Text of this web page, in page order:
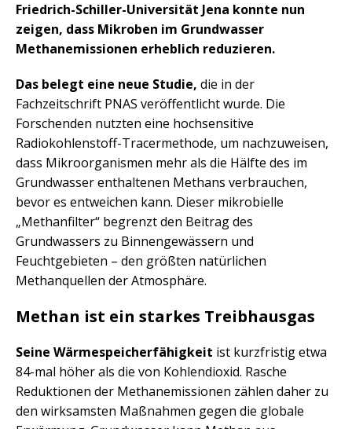
Friedrich-Schiller-Universität Jena konnte nun
zeigen, dass Mikroben im Grundwasser
Methanemissionen erheblich reduzieren.
Das belegt eine neue Studie, die in der
Fachzeitschrift PNAS veröffentlicht wurde. Die
Forschenden nutzten eine hochsensitive
Radiokohlenstoff-Tracermethode, um nachzuweisen,
dass Mikroorganismen mehr als die Hälfte des im
Grundwasser enthaltenen Methans verbrauchen,
bevor es entweichen kann. Dieser mikrobielle
„Methanfilter“ begrenzt den Beitrag des
Grundwassers zu Binnengewässern und
Feuchtgebieten – den größten natürlichen
Methanquellen der Atmosphäre.
Methan ist ein starkes Treibhausgas
Seine Wärmespeicherfähigkeit ist kurzfristig etwa
84-mal höher als die von Kohlendioxid. Rasche
Reduktionen der Methanemissionen zählen daher zu
den wirksamsten Maßnahmen gegen die globale